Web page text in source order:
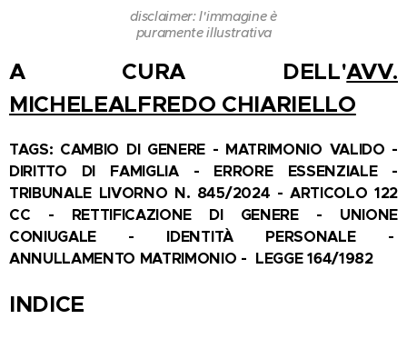
disclaimer: l'immagine è
puramente illustrativa
A CURA DELL'AVV.
MICHELEALFREDO CHIARIELLO
TAGS: CAMBIO DI GENERE - MATRIMONIO VALIDO -
DIRITTO DI FAMIGLIA - ERRORE ESSENZIALE -
TRIBUNALE LIVORNO N. 845/2024 - ARTICOLO 122
CC - RETTIFICAZIONE DI GENERE - UNIONE
CONIUGALE - IDENTITÀ PERSONALE -
ANNULLAMENTO MATRIMONIO - LEGGE 164/1982
INDICE